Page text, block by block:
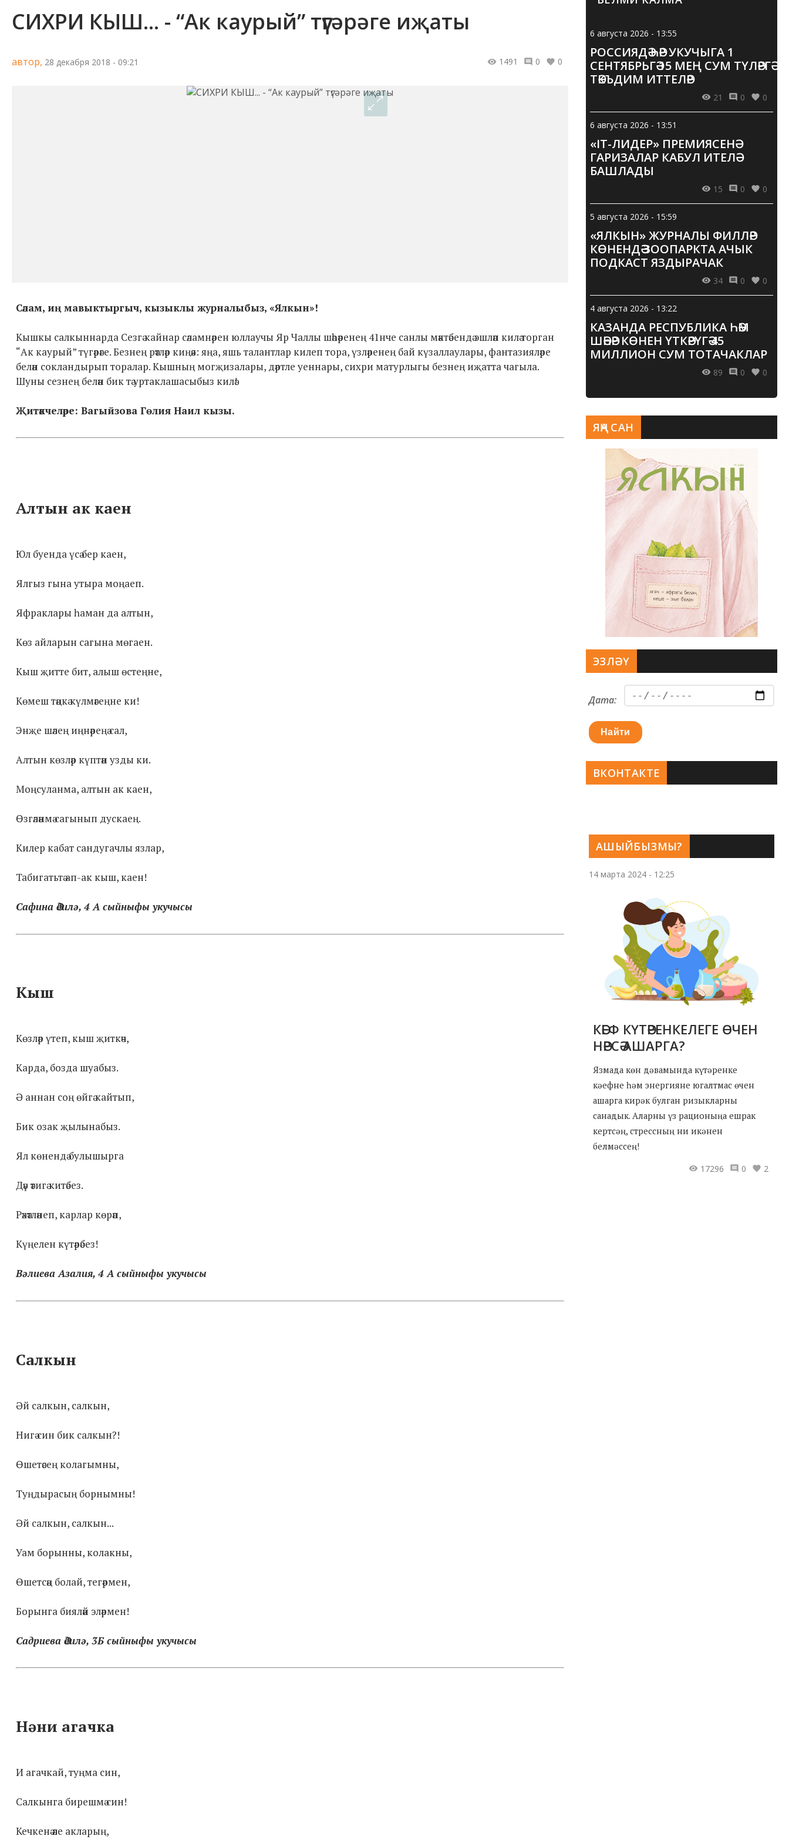
СИХРИ КЫШ... - “Ак каурый” түгәрәге иҗаты
автор, 28 декабря 2018 - 09:21 1491 0 0
Сәлам, иң мавыктыргыч, кызыклы журналыбыз, «Ялкын»!
Кышкы салкыннарда Сезгә кайнар сәламнәрен юллаучы Яр Чаллы шәһәренең 41нче санлы мәктәбендә эшләп килә торган
“Ак каурый” түгәрәге. Безнең рәтләр киңәя: яңа, яшь талантлар килеп тора, үзләренең бай күзаллаулары, фантазияләре
белән сокландырып торалар. Кышның могҗизалары, дәртле уеннары, сихри матурлыгы безнең иҗатта чагыла.
Шуны сезнең белән бик тә уртаклашасыбыз килә!
Җитәкчеләре: Вагыйзова Гөлия Наил кызы.
Алтын ак каен
Юл буенда үсә бер каен,
Ялгыз гына утыра моңаеп.
Яфраклары һаман да алтын,
Көз айларын сагына мөгаен.
Кыш җитте бит, алыш өстеңне,
Көмеш тәңкә күлмәгеңне ки!
Энҗе шәлең иңнәреңә сал,
Алтын көзләр күптән узды ки.
Моңсуланма, алтын ак каен,
Өзгәләнмә сагынып дускаең.
Килер кабат сандугачлы язлар,
Табигатьтә ап-ак кыш, каен!
Сафина Әдилә, 4 А сыйныфы укучысы
Кыш
Көзләр үтеп, кыш җиткәч,
Карда, бозда шуабыз.
Ә аннан соң өйгә кайтып,
Бик озак җылынабыз.
Ял көнендә булышырга
Дәү әтигә китәбез.
Рәхәтләнеп, карлар көрәп,
Күңелен күтәрәбез!
Вәлиева Азалия, 4 А сыйныфы укучысы
Салкын
Әй салкын, салкын,
Нигә син бик салкын?!
Өшетәсең колагымны,
Туңдырасың борнымны!
Әй салкын, салкын...
Уам борынны, колакны,
Өшетсәң болай, тегәрмен,
Борынга бияләй эләрмен!
Садриева Әдилә, 3Б сыйныфы укучысы
Нәни агачка
И агачкай, туңма син,
Салкынга бирешмә син!
Кечкенә әле акларың,
6 августа 2026 - 13:55
РОССИЯДӘ ҺӘР УКУЧЫГА 1
СЕНТЯБРЬГӘ 15 МЕҢ СУМ ТҮЛӘРГӘ
ТӘКЪДИМ ИТТЕЛӘР
21 0 0
6 августа 2026 - 13:51
«IT-ЛИДЕР» ПРЕМИЯСЕНӘ
ГАРИЗАЛАР КАБУЛ ИТЕЛӘ
БАШЛАДЫ
15 0 0
5 августа 2026 - 15:59
«ЯЛКЫН» ЖУРНАЛЫ ФИЛЛӘР
КӨНЕНДӘ ЗООПАРКТА АЧЫК
ПОДКАСТ ЯЗДЫРАЧАК
34 0 0
4 августа 2026 - 13:22
КАЗАНДА РЕСПУБЛИКА ҺӘМ
ШӘҺӘР КӨНЕН ҮТКӘРҮГӘ 45
МИЛЛИОН СУМ ТОТАЧАКЛАР
89 0 0
АШЫЙБЫЗМЫ?
14 марта 2024 - 12:25
КӘЕФ КҮТӘРЕНКЕЛЕГЕ ӨЧЕН
НӘРСӘ АШАРГА?
Язмада көн дәвамында күтәренке
кәефне һәм энергияне югалтмас өчен
ашарга кирәк булган ризыкларны
санадык. Аларны үз рационыңа ешрак
кертсәң, стрессның ни икәнен
белмәссең!
17296
0 2
ЯҢА САН
ЭЗЛӘҮ
Дата:
Найти
ВКОНТАКТЕ